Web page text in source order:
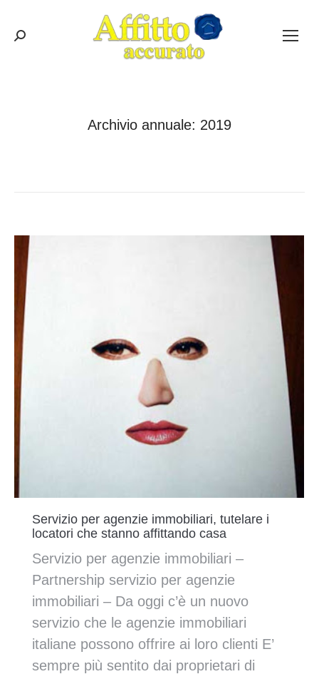
Cerca:
Archivio annuale: 2019
Servizio per agenzie immobiliari, tutelare i
locatori che stanno affittando casa
Servizio per agenzie immobiliari –
Partnership servizio per agenzie
immobiliari – Da oggi c’è un nuovo
servizio che le agenzie immobiliari
italiane possono offrire ai loro clienti E’
sempre più sentito dai proprietari di